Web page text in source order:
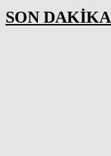
SON DAKİKA